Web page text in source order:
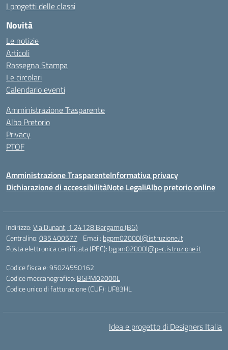
I progetti delle classi
Novità
Le notizie
Articoli
Rassegna Stampa
Le circolari
Calendario eventi
Amministrazione Trasparente
Albo Pretorio
Privacy
PTOF
Amministrazione TrasparenteInformativa privacy
Dichiarazione di accessibilitàNote LegaliAlbo pretorio online
Indirizzo:Via Dunant, 1 24128 Bergamo (BG)
Centralino:035 400577 Email: bgpm02000l@istruzione.it
Posta elettronica certificata (PEC): bgpm02000l@pec.istruzione.it
Codice fiscale: 95024550162
Codice meccanografico: BGPM02000L
Codice unico di fatturazione (CUF): UF83HL
Idea e progetto di Designers Italia